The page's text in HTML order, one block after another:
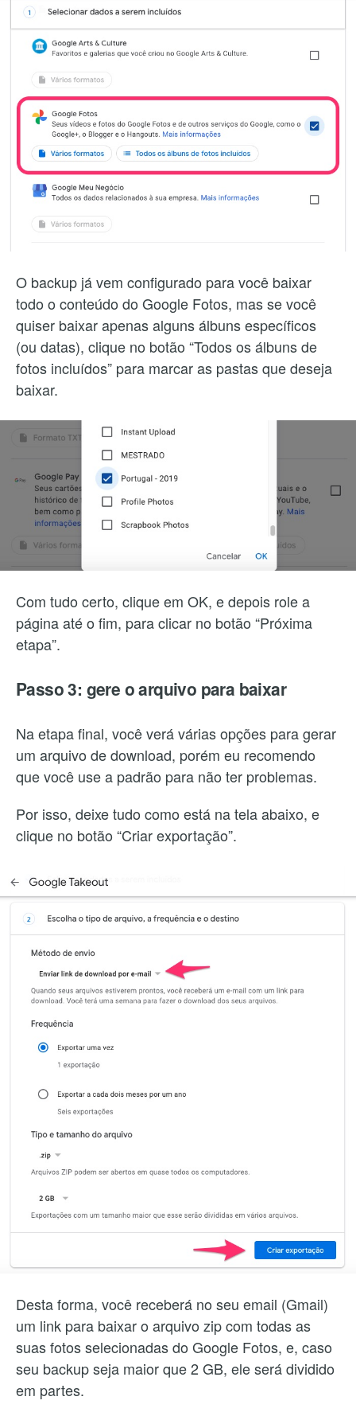
O backup já vem configurado para você baixar
todo o conteúdo do Google Fotos, mas se você
quiser baixar apenas alguns álbuns específicos
(ou datas), clique no botão “Todos os álbuns de
fotos incluídos” para marcar as pastas que deseja
baixar.
Com tudo certo, clique em OK, e depois role a
página até o fim, para clicar no botão “Próxima
etapa”.
Passo 3: gere o arquivo para baixar
Na etapa final, você verá várias opções para gerar
um arquivo de download, porém eu recomendo
que você use a padrão para não ter problemas.
Por isso, deixe tudo como está na tela abaixo, e
clique no botão “Criar exportação”.
Desta forma, você receberá no seu email (Gmail)
um link para baixar o arquivo zip com todas as
suas fotos selecionadas do Google Fotos, e, caso
seu backup seja maior que 2 GB, ele será dividido
em partes.